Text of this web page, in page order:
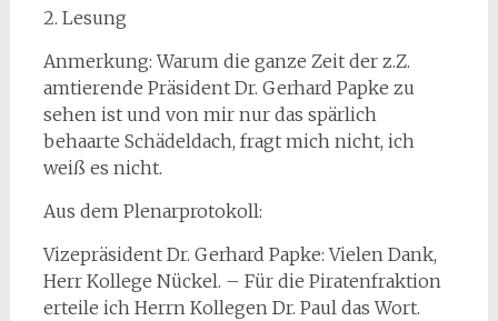
2. Lesung
Anmerkung: Warum die ganze Zeit der z.Z.
amtierende Präsident Dr. Gerhard Papke zu
sehen ist und von mir nur das spärlich
behaarte Schädeldach, fragt mich nicht, ich
weiß es nicht.
Aus dem Plenarprotokoll:
Vizepräsident Dr. Gerhard Papke: Vielen Dank,
Herr Kollege Nückel. – Für die Piratenfraktion
erteile ich Herrn Kollegen Dr. Paul das Wort.